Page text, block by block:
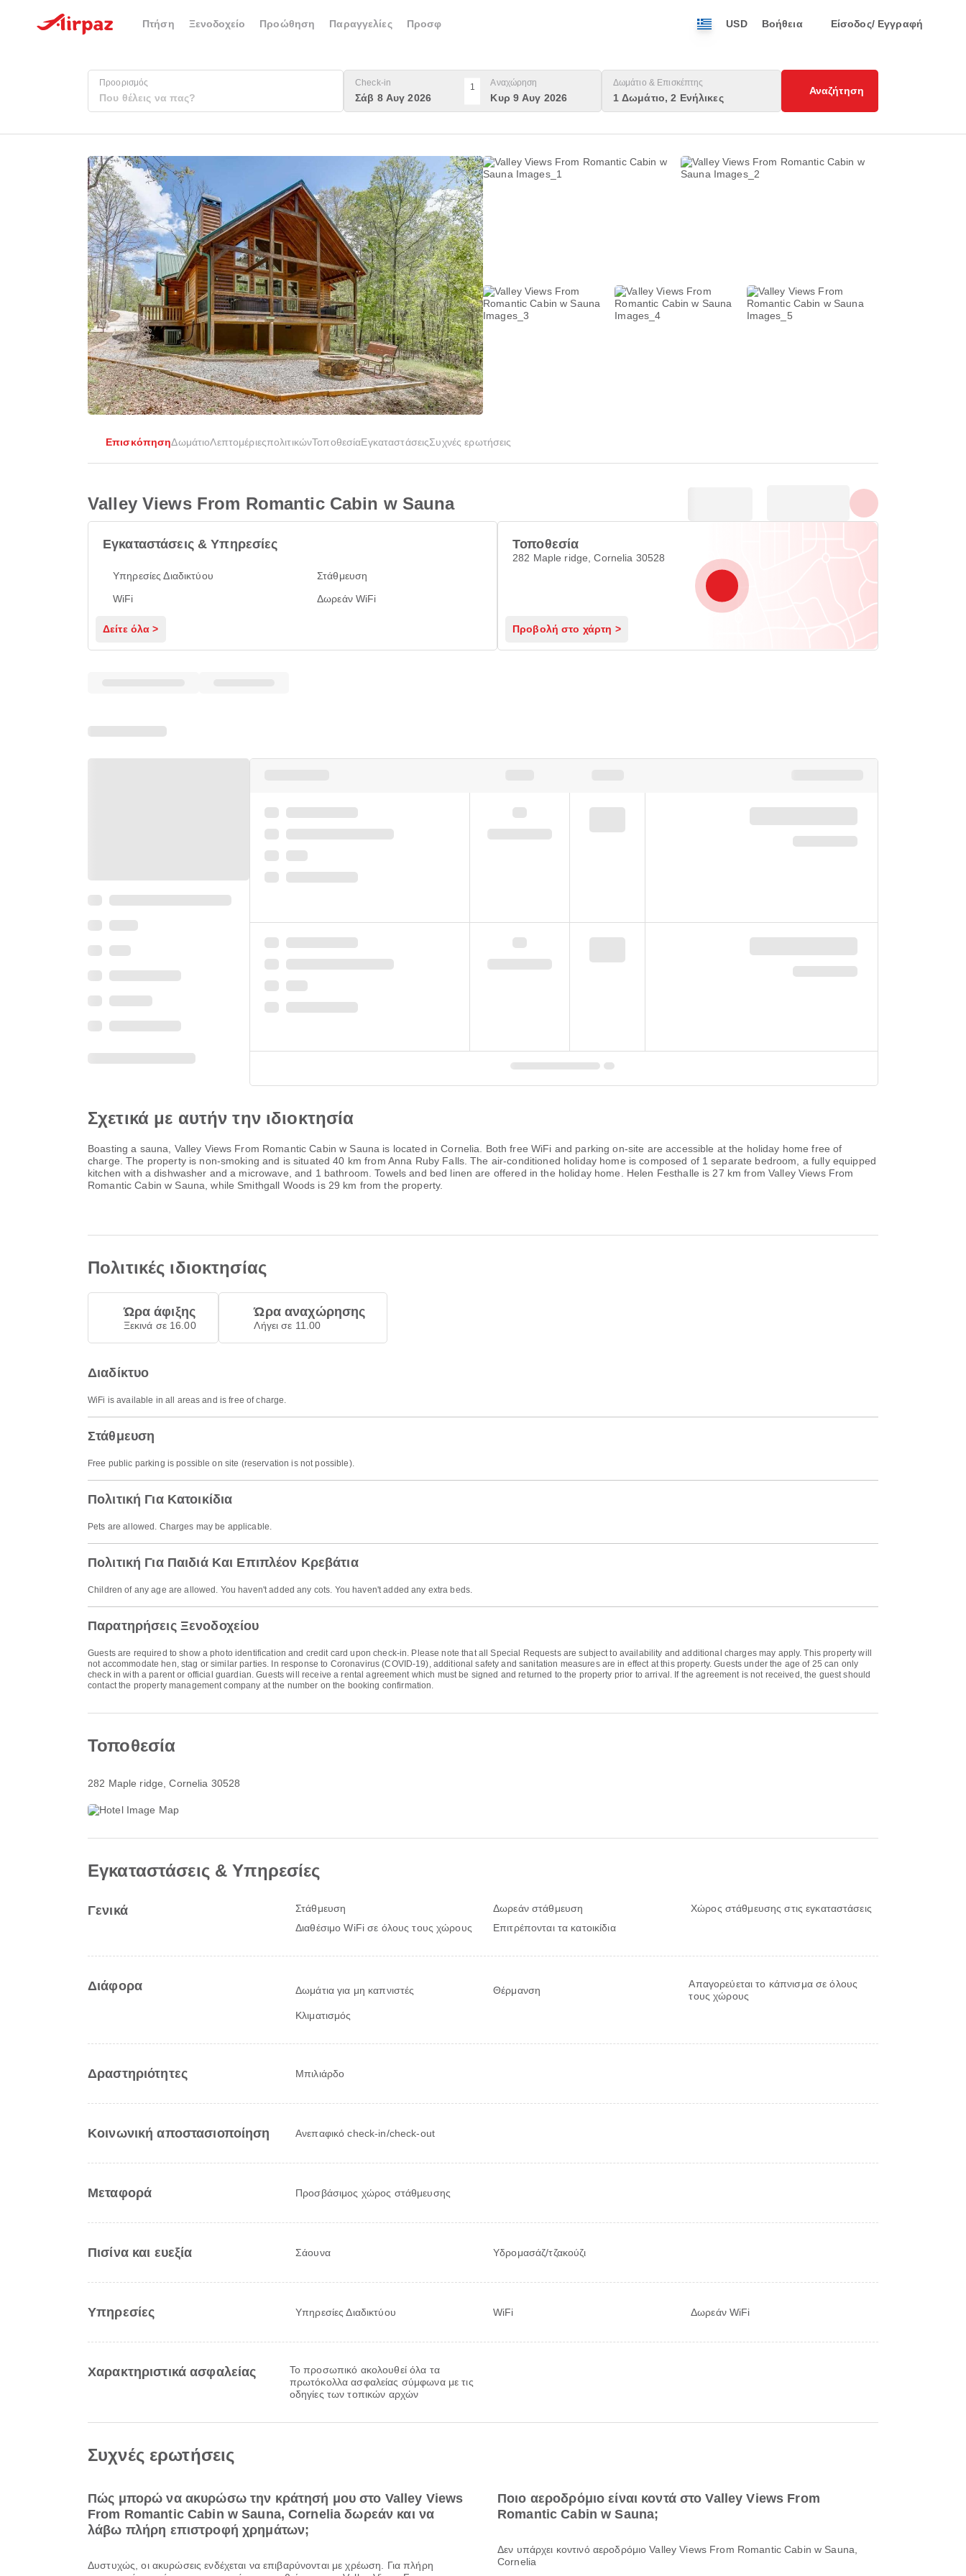
Πτήση Ξενοδοχείο Προώθηση Παραγγελίες Προσφ USD Βοήθεια Είσοδος/ Εγγραφή
Προορισμός Check-in
Σάβ 8 Αυγ 2026
1 Αναχώρηση
Κυρ 9 Αυγ 2026
Δωμάτιο & Επισκέπτης
1 Δωμάτιο, 2 Ενήλικες
Αναζήτηση
ΕπισκόπησηΔωμάτιοΛεπτομέριεςπολιτικώνΤοποθεσίαΕγκαταστάσειςΣυχνές ερωτήσεις
Valley Views From Romantic Cabin w Sauna
Εγκαταστάσεις & Υπηρεσίες
Υπηρεσίες Διαδικτύου
Στάθμευση
WiFi
Δωρεάν WiFi
Δείτε όλα >
Τοποθεσία
282 Maple ridge, Cornelia 30528
Προβολή στο χάρτη >
Σχετικά με αυτήν την ιδιοκτησία
Boasting a sauna, Valley Views From Romantic Cabin w Sauna is located in Cornelia. Both free WiFi and parking on-site are accessible at the holiday home free of
charge. The property is non-smoking and is situated 40 km from Anna Ruby Falls. The air-conditioned holiday home is composed of 1 separate bedroom, a fully equipped
kitchen with a dishwasher and a microwave, and 1 bathroom. Towels and bed linen are offered in the holiday home. Helen Festhalle is 27 km from Valley Views From
Romantic Cabin w Sauna, while Smithgall Woods is 29 km from the property.
Πολιτικές ιδιοκτησίας
Ώρα άφιξης
Ξεκινά σε 16.00
Ώρα αναχώρησης
Λήγει σε 11.00
Διαδίκτυο
WiFi is available in all areas and is free of charge.
Στάθμευση
Free public parking is possible on site (reservation is not possible).
Πολιτική Για Κατοικίδια
Pets are allowed. Charges may be applicable.
Πολιτική Για Παιδιά Και Επιπλέον Κρεβάτια
Children of any age are allowed. You haven't added any cots. You haven't added any extra beds.
Παρατηρήσεις Ξενοδοχείου
Guests are required to show a photo identification and credit card upon check-in. Please note that all Special Requests are subject to availability and additional charges may apply. This property will
not accommodate hen, stag or similar parties. In response to Coronavirus (COVID-19), additional safety and sanitation measures are in effect at this property. Guests under the age of 25 can only
check in with a parent or official guardian. Guests will receive a rental agreement which must be signed and returned to the property prior to arrival. If the agreement is not received, the guest should
contact the property management company at the number on the booking confirmation.
Τοποθεσία
282 Maple ridge , Cornelia 30528
Εγκαταστάσεις & Υπηρεσίες
Γενικά Στάθμευση Δωρεάν στάθμευση
Χώρος στάθμευσης στις εγκαταστάσεις
Διαθέσιμο WiFi σε όλους τους χώρους
Επιτρέπονται τα κατοικίδια
Διάφορα Δωμάτια για μη καπνιστές Θέρμανση
Απαγορεύεται το κάπνισμα σε όλους
τους χώρους
Κλιματισμός
Δραστηριότητες Μπιλιάρδο
Κοινωνική αποστασιοποίηση Ανεπαφικό check-in/check-out
Μεταφορά Προσβάσιμος χώρος στάθμευσης
Πισίνα και ευεξία Σάουνα Υδρομασάζ/τζακούζι
Υπηρεσίες Υπηρεσίες Διαδικτύου WiFi Δωρεάν WiFi
Χαρακτηριστικά ασφαλείας
Το προσωπικό ακολουθεί όλα τα
πρωτόκολλα ασφαλείας σύμφωνα με τις
οδηγίες των τοπικών αρχών
Συχνές ερωτήσεις
Πώς μπορώ να ακυρώσω την κράτησή μου στο Valley Views
From Romantic Cabin w Sauna, Cornelia δωρεάν και να
λάβω πλήρη επιστροφή χρημάτων;
Δυστυχώς, οι ακυρώσεις ενδέχεται να επιβαρύνονται με χρέωση. Για πλήρη
Ποιο αεροδρόμιο είναι κοντά στο Valley Views From
Romantic Cabin w Sauna;
Δεν υπάρχει κοντινό αεροδρόμιο Valley Views From Romantic Cabin w Sauna,
Cornelia